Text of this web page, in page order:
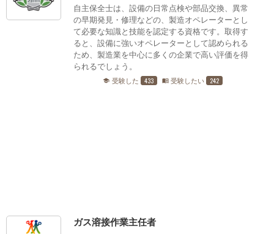
自主保全士は、設備の日常点検や部品交換、異常
の早期発見・修理などの、製造オペレーターとし
て必要な知識と技能を認定する資格です。取得す
ると、設備に強いオペレーターとして認められる
ため、製造業を中心に多くの企業で高い評価を得
られるでしょう。
school 受験した 433 menu_book 受験したい 242
ガス溶接作業主任者